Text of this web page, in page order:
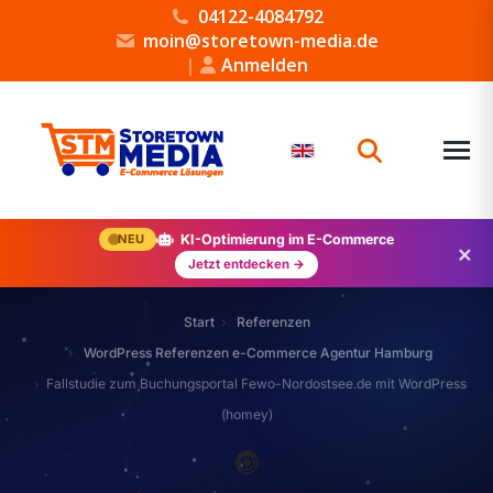
04122-4084792
moin@storetown-media.de
|
Anmelden
NEU KI-Optimierung im E-Commerce
Jetzt entdecken → ×
Start
Referenzen
WordPress Referenzen e-Commerce Agentur Hamburg
Fallstudie zum Buchungsportal Fewo-Nordostsee.de mit WordPress
(homey)
🔘